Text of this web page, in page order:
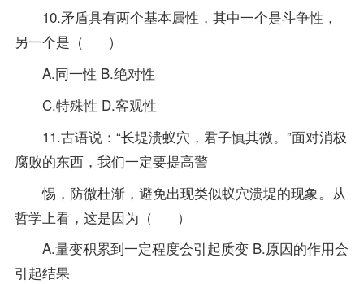
10.矛盾具有两个基本属性，其中一个是斗争性，
另一个是（ ）
A.同一性 B.绝对性
C.特殊性 D.客观性
11.古语说：“长堤溃蚁穴，君子慎其微。”面对消极
腐败的东西，我们一定要提高警
惕，防微杜渐，避免出现类似蚁穴溃堤的现象。从
哲学上看，这是因为（ ）
A.量变积累到一定程度会引起质变 B.原因的作用会
引起结果